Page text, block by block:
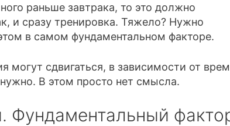
раньше завтрака, то это должно
и сразу тренировка. Тяжело? Нужно
в самом фундаментальном факторе.
сдвигаться, в зависимости от
В этом просто нет смысла.
Фундаментальный